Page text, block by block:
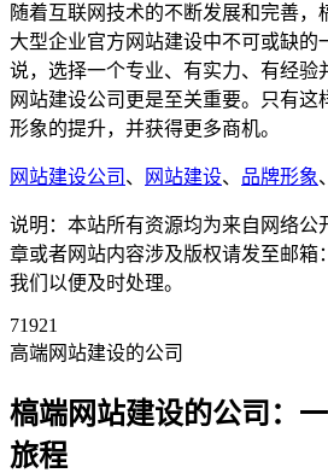
随着互联网技术的不断发展和完善，
大型企业官方网站建设中不可或缺的
说，选择一个专业、有实力、有经验
网站建设公司更是至关重要。只有这
形象的提升，并获得更多商机。
网站建设公司 、 网站建设、 品牌形象、
说明：本站所有资源均为来自网络公
章或者网站内容涉及版权请发至邮箱：
我们以便及时处理。
71921
高端网站建设的公司
槁端网站建设的公司：
旅程